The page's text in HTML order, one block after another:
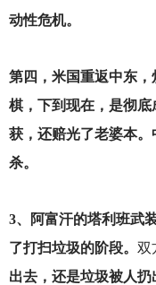
动性危机。
第四，米国重返中东
棋，下到现在，是彻
获，还赔光了老婆本
杀。
3、阿富汗的塔利班武
了打扫垃圾的阶段。 双
出去，还是垃圾被人扔